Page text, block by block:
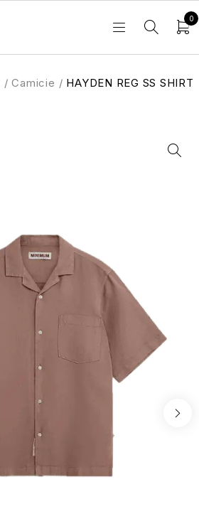
0
/ Camicie / HAYDEN REG SS SHIRT